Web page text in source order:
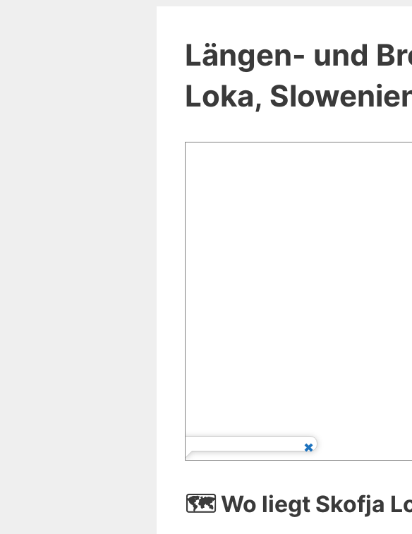
Längen- und
Loka,
🗺️ Wo liegt Skofja